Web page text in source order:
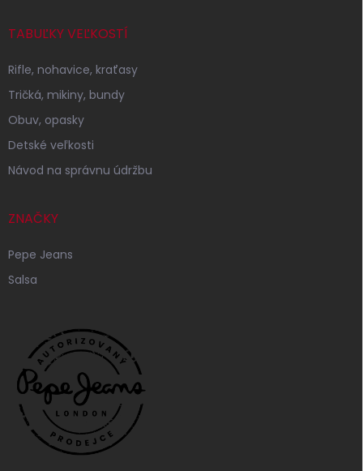
TABUĽKY VEĽKOSTÍ
Rifle, nohavice, kraťasy
Tričká, mikiny, bundy
Obuv, opasky
Detské veľkosti
Návod na správnu údržbu
ZNAČKY
Pepe Jeans
Salsa